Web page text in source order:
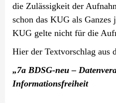
die Zulässigkeit der
schon das KUG als
KUG gelte nicht für die
Hier der Textvorschlag aus
„7a BDSG-neu –
Informationsfreiheit